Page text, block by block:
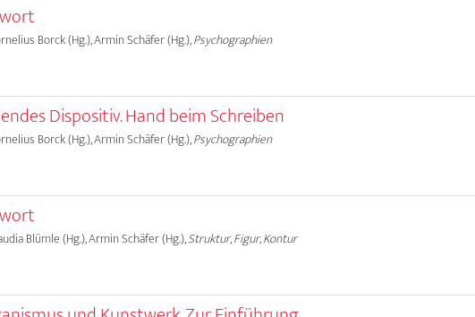
Borck (Hg.), Armin Schäfer (Hg.),Psychographien
Dispositiv. Hand beim Schreiben
Borck (Hg.), Armin Schäfer (Hg.),Psychographien
Blümle (Hg.), Armin Schäfer (Hg.),Struktur, Figur, Kontur